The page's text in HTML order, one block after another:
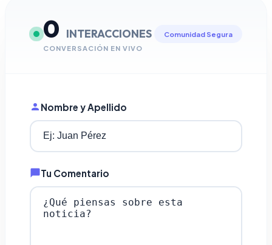
0 INTERACCIONES
CONVERSACIÓN EN VIVO
Comunidad Segura
Nombre y Apellido
Tu Comentario